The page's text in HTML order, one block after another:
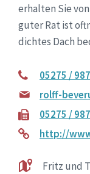
erhalten Sie
guter Rat ist
dichtes Dach
05275 /
rolff-
05275 /
http://
Fritz und